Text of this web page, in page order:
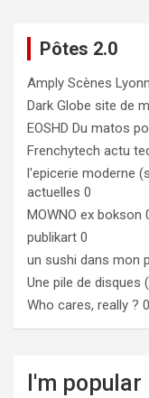
Pôtes 2.0
Amply Scènes
Dark Globe site de
EOSHD Du matos
Frenchytech actu
l'epicerie moderne
actuelles 0
MOWNO ex bokson
publikart 0
un sushi dans mon
Une pile de disques
Who cares, really ? 0
I'm popular